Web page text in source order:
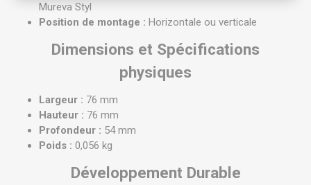
Mureva Styl
Position de montage : Horizontale ou verticale
Dimensions et Spécifications
physiques
Largeur : 76 mm
Hauteur : 76 mm
Profondeur : 54 mm
Poids : 0,056 kg
Développement Durable